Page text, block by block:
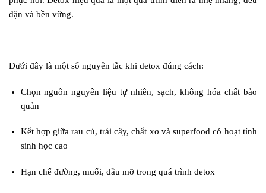
đặn và bền vững.
Dưới đây là một số nguyên tắc khi detox đúng cách:
Chọn nguồn nguyên liệu tự nhiên, sạch, không hóa chất bảo
quản
Kết hợp giữa rau củ, trái cây, chất xơ và superfood có hoạt tính
sinh học cao
Hạn chế đường, muối, dầu mỡ trong quá trình detox